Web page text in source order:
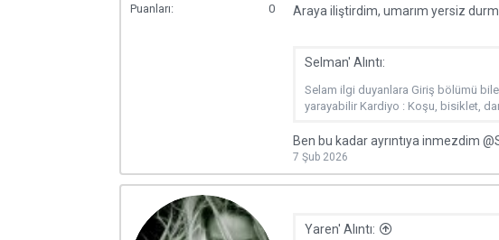
Puanları
0 Araya iliştirdim, umarım yersiz
Selman' Alıntı:
Selam ilgi duyanlara Giriş bölümü
yarayabilir Kardiyo : Koşu, bisiklet,
Ben bu kadar ayrıntıya inmezdim
7 Şub 2026
Yaren' Alıntı: